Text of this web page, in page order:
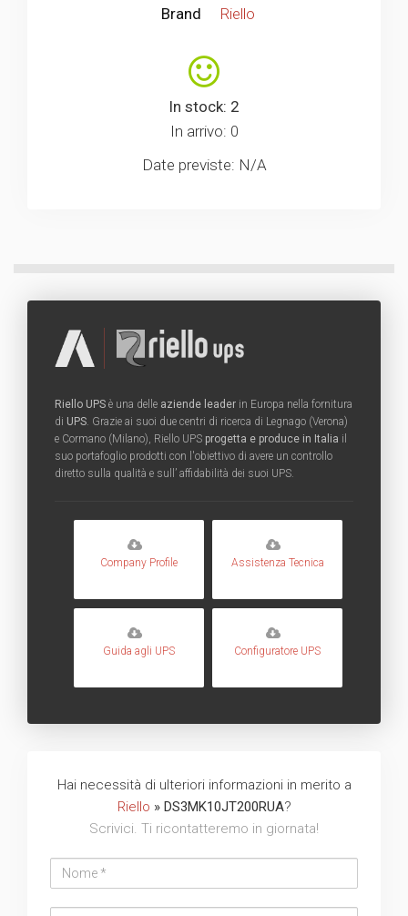
Brand Riello
In stock: 2
In arrivo: 0
Date previste: N/A
Riello UPS è una delle aziende leader in Europa nella fornitura
di UPS. Grazie ai suoi due centri di ricerca di Legnago (Verona)
e Cormano (Milano), Riello UPS progetta e produce in Italia il
suo portafoglio prodotti con l'obiettivo di avere un controllo
diretto sulla qualità e sull’ affidabilità dei suoi UPS.
Company Profile Assistenza Tecnica
Guida agli UPS Configuratore UPS
Hai necessità di ulteriori informazioni in merito a
Riello » DS3MK10JT200RUA?
Scrivici. Ti ricontatteremo in giornata!